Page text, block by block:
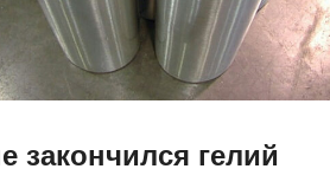
закончился гелий